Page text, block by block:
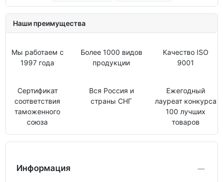
Наши преимущества
Мы работаем с
1997 года
Более 1000 видов
продукции
Качество ISO
9001
Сертификат
соответствия
таможенного
союза
Вся Россия и
страны СНГ
Ежегодный
лауреат конкурса
100 лучших
товаров
Информация